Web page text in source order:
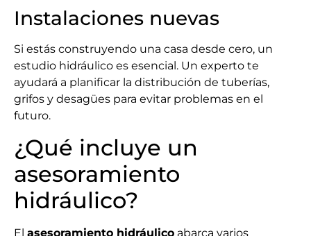
Instalaciones nuevas
Si estás construyendo una casa desde cero, un
estudio hidráulico es esencial. Un experto te
ayudará a planificar la distribución de tuberías,
grifos y desagües para evitar problemas en el
futuro.
¿Qué incluye un
asesoramiento
hidráulico?
El asesoramiento hidráulico abarca varios